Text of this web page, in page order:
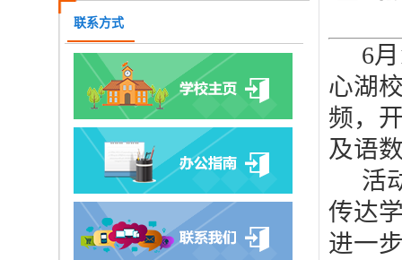
联系方式
6
心湖
频，
及语
活
传达
进一